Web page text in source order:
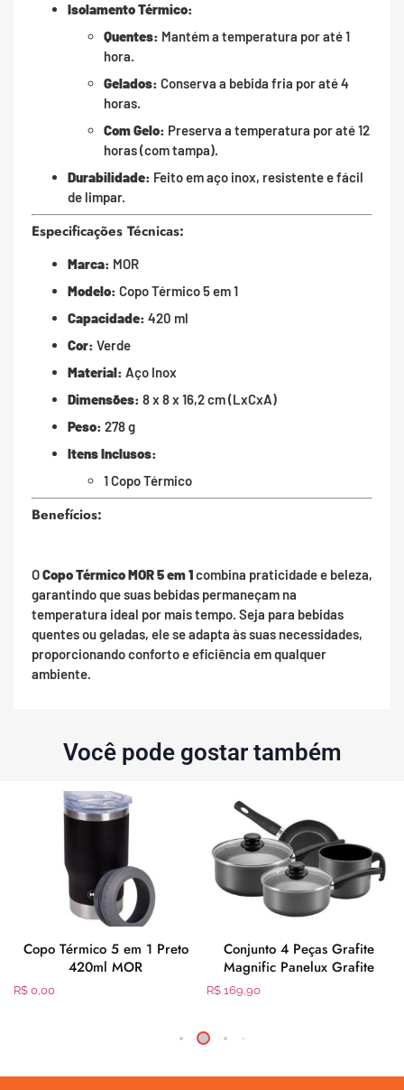
Isolamento Térmico:
Quentes: Mantém a temperatura por até 1
hora.
Gelados: Conserva a bebida fria por até 4
horas.
Com Gelo: Preserva a temperatura por até 12
horas (com tampa).
Durabilidade: Feito em aço inox, resistente e fácil
de limpar.
Especificações Técnicas:
Marca: MOR
Modelo: Copo Térmico 5 em 1
Capacidade: 420 ml
Cor: Verde
Material: Aço Inox
Dimensões: 8 x 8 x 16,2 cm (LxCxA)
Peso: 278 g
Itens Inclusos:
1 Copo Térmico
Benefícios:
OCopo Térmico MOR 5 em 1combina praticidade e beleza,
garantindo que suas bebidas permaneçam na
temperatura ideal por mais tempo. Seja para bebidas
quentes ou geladas, ele se adapta às suas necessidades,
proporcionando conforto e eficiência em qualquer
ambiente.
Você pode gostar também
Copo Térmico 5 em 1 Preto
420ml MOR
R$ 0,00
Conjunto 4 Peças Grafite
Magnific Panelux Grafite
R$ 169,90